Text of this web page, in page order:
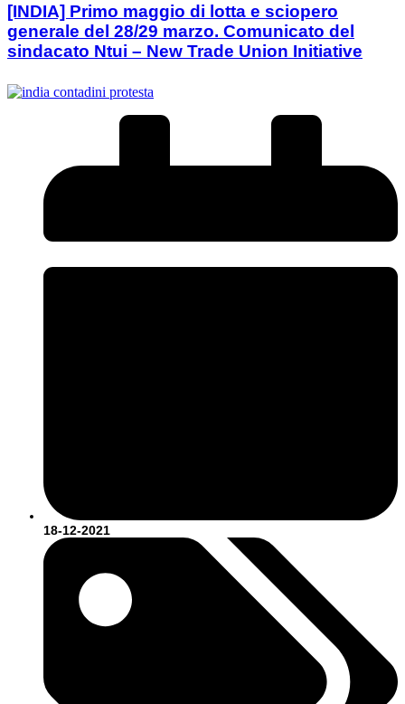
[INDIA] Primo maggio di lotta e sciopero
generale del 28/29 marzo. Comunicato del
sindacato Ntui – New Trade Union Initiative
18-12-2021